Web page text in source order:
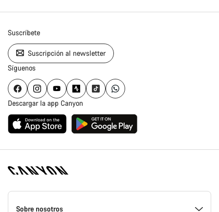
Suscríbete
Suscripción al newsletter
Síguenos
Descargar la app Canyon
Canyon
Homepage
Sobre nosotros